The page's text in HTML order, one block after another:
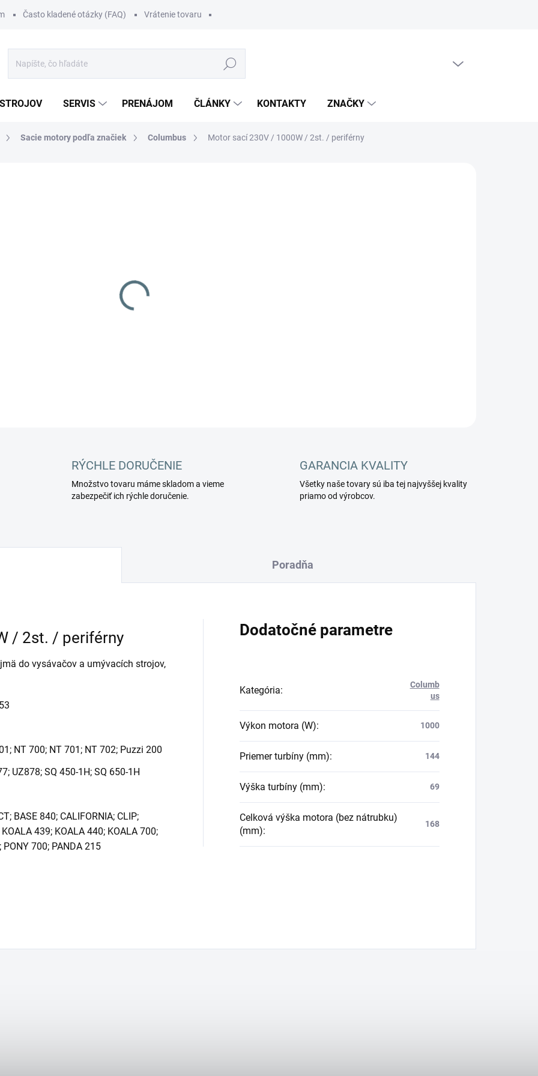
Často kladené otázky (FAQ) Vrátenie tovaru
Hľadať
SERVIS PRENÁJOM ČLÁNKY KONTAKTY ZNAČKY
Sacie motory podľa značiek Columbus Motor sací 230V / 1000W / 2st. / periférny
RÝCHLE DORUČENIE
Množstvo tovaru máme skladom a vieme
zabezpečiť ich rýchle doručenie.
GARANCIA KVALITY
Všetky naše tovary sú iba tej najvyššej kvality
priamo od výrobcov.
Poradňa
/ 2st. / periférny
do vysávačov a umývacích strojov,
NT 700; NT 701; NT 702; Puzzi 200
UZ878; SQ 450-1H; SQ 650-1H
BASE 840; CALIFORNIA; CLIP;
439; KOALA 440; KOALA 700;
PONY 700; PANDA 215
Dodatočné parametre
Kategória:
Columb
us
Výkon motora (W): 1000
Priemer turbíny (mm): 144
Výška turbíny (mm): 69
Celková výška motora (bez nátrubku)
(mm):
168